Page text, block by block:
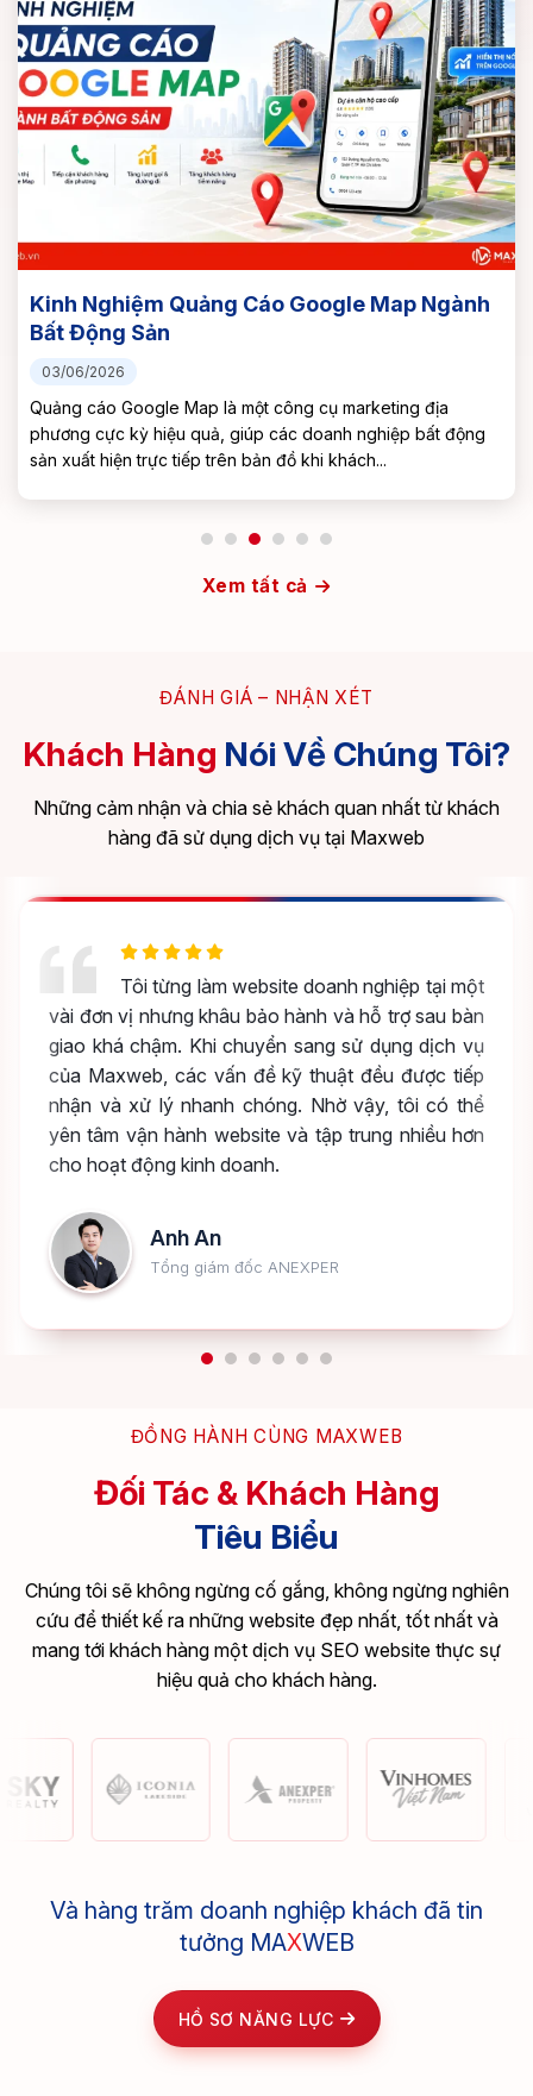
25/02/2025
Đánh giá trên Tripadvisor có lợi ích gì cho
doanh nghiệp?
Tripadvisor là một trong những nền tảng đánh giá du lịch lớn
nhất trên thế giới, với hàng triệu đánh giá và nhận xét từ du
khách khắp nơi. Đánh giá...
Xem tất cả
ĐÁNH GIÁ – NHẬN XÉT
Khách Hàng Nói Về Chúng Tôi?
Những cảm nhận và chia sẻ khách quan nhất từ khách
hàng đã sử dụng dịch vụ tại Maxweb
Tôi từng làm website doanh nghiệp tại một
vài đơn vị nhưng khâu bảo hành và hỗ trợ sau bàn
giao khá chậm. Khi chuyển sang sử dụng dịch vụ
của Maxweb, các vấn đề kỹ thuật đều được tiếp
nhận và xử lý nhanh chóng. Nhờ vậy, tôi có thể
yên tâm vận hành website và tập trung nhiều hơn
cho hoạt động kinh doanh.
Anh An
Tổng giám đốc ANEXPER
ĐỒNG HÀNH CÙNG MAXWEB
Đối Tác & Khách Hàng
Tiêu Biểu
Chúng tôi sẽ không ngừng cố gắng, không ngừng nghiên
cứu để thiết kế ra những website đẹp nhất, tốt nhất và
mang tới khách hàng một dịch vụ SEO website thực sự
hiệu quả cho khách hàng.
Và hàng trăm doanh nghiệp khách đã tin
tưởng MAXWEB
HỒ SƠ NĂNG LỰC